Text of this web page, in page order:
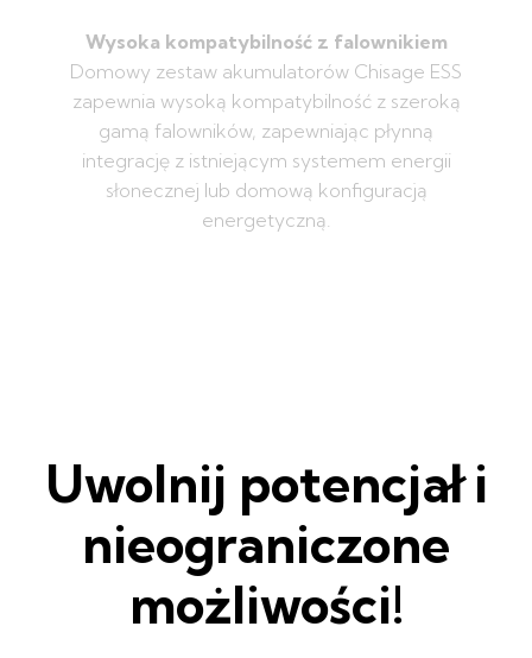
Wysoka kompatybilność z falownikiem
Domowy zestaw akumulatorów Chisage ESS
zapewnia wysoką kompatybilność z szeroką
gamą falowników, zapewniając płynną
integrację z istniejącym systemem energii
słonecznej lub domową konfiguracją
energetyczną.
Uwolnij potencjał i
nieograniczone
możliwości!